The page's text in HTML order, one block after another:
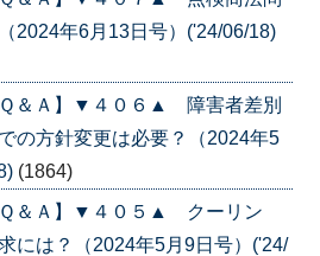
2024年6月13日号）('24/06/18)
Ｑ＆Ａ】▼４０６▲ 障害者差別
の方針変更は必要？（2024年5
(1864)
Ｑ＆Ａ】▼４０５▲ クーリン
には？（2024年5月9日号）('24/